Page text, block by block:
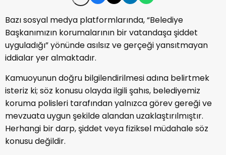
Bazı sosyal medya platformlarında, “Belediye
Başkanımızın korumalarının bir vatandaşa şiddet
uyguladığı” yönünde asılsız ve gerçeği yansıtmayan
iddialar yer almaktadır.
Kamuoyunun doğru bilgilendirilmesi adına belirtmek
isteriz ki; söz konusu olayda ilgili şahıs, belediyemiz
koruma polisleri tarafından yalnızca görev gereği ve
mevzuata uygun şekilde alandan uzaklaştırılmıştır.
Herhangi bir darp, şiddet veya fiziksel müdahale söz
konusu değildir.